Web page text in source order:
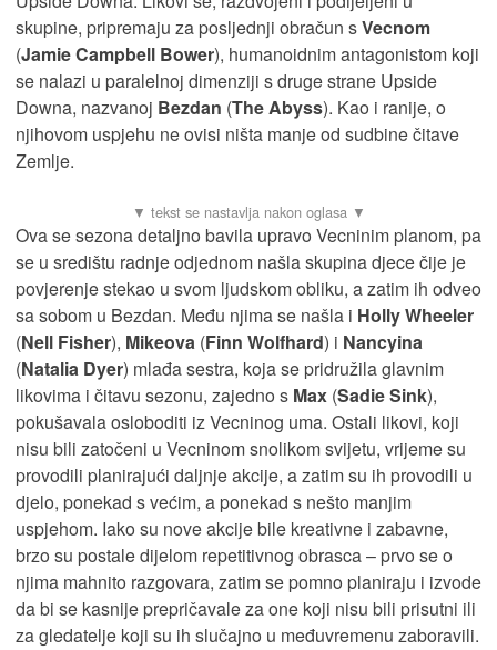
skupine, pripremaju za posljednji obračun sVecnom
(Jamie Campbell Bower), humanoidnim antagonistom koji
se nalazi u paralelnoj dimenziji s druge strane Upside
Downa, nazvanoj Bezdan (The Abyss). Kao i ranije, o
njihovom uspjehu ne ovisi ništa manje od sudbine čitave
Zemlje.
Ova se sezona detaljno bavila upravo Vecninim planom, pa
se u središtu radnje odjednom našla skupina djece čije je
povjerenje stekao u svom ljudskom obliku, a zatim ih odveo
sa sobom u Bezdan. Među njima se našla i HollyWheeler
(Nell Fisher), Mikeova (Finn Wolfhard) i Nancyina
(Natalia Dyer) mlađa sestra, koja se pridružila glavnim
likovima i čitavu sezonu, zajedno s Max (Sadie Sink),
pokušavala osloboditi iz Vecninog uma. Ostali likovi, koji
nisu bili zatočeni u Vecninom snolikom svijetu, vrijeme su
provodili planirajući daljnje akcije, a zatim su ih provodili u
djelo, ponekad s većim, a ponekad s nešto manjim
uspjehom. Iako su nove akcije bile kreativne i zabavne,
brzo su postale dijelom repetitivnog obrasca – prvo se o
njima mahnito razgovara, zatim se pomno planiraju i izvode
da bi se kasnije prepričavale za one koji nisu bili prisutni ili
za gledatelje koji su ih slučajno u međuvremenu zaboravili.